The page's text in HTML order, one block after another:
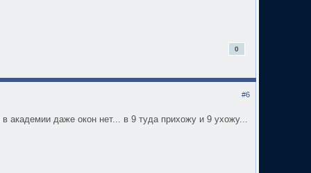
0
#6
академии даже окон нет... в 9 туда прихожу и 9 ухожу...